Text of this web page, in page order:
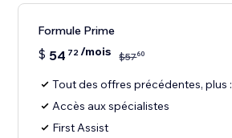
Formule Prime
$ 54 72/mois $5760
Tout des offres précédentes, plus :
Accès aux spécialistes
First Assist